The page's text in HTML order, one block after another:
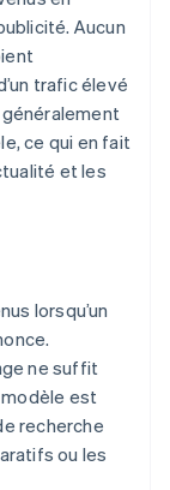
Aucun
trafic élevé
ce qui en fait
et les
lorsqu’un
ne suffit
est
recherche
ou les